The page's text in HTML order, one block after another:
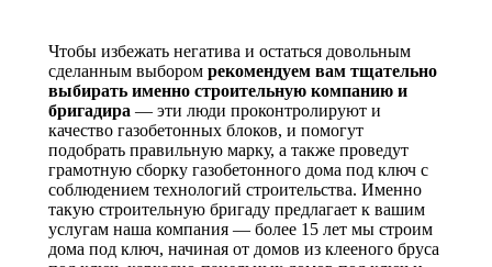
Чтобы избежать негатива и остаться довольным
сделанным выбором рекомендуем вам тщательно
выбирать именно строительную компанию и
бригадира — эти люди проконтролируют и
качество газобетонных блоков, и помогут
подобрать правильную марку, а также проведут
грамотную сборку газобетонного дома под ключ с
соблюдением технологий строительства. Именно
такую строительную бригаду предлагает к вашим
услугам наша компания — более 15 лет мы строим
дома под ключ, начиная от домов из клееного бруса